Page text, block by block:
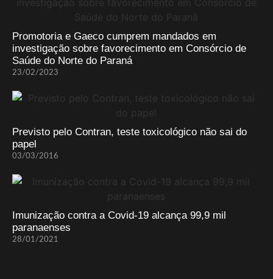
Promotoria e Gaeco cumprem mandados em
investigação sobre favorecimento em Consórcio de
Saúde do Norte do Paraná
23/02/2023
Previsto pelo Contran, teste toxicológico não sai do
papel
03/03/2016
Imunização contra a Covid-19 alcança 99,9 mil
paranaenses
28/01/2021